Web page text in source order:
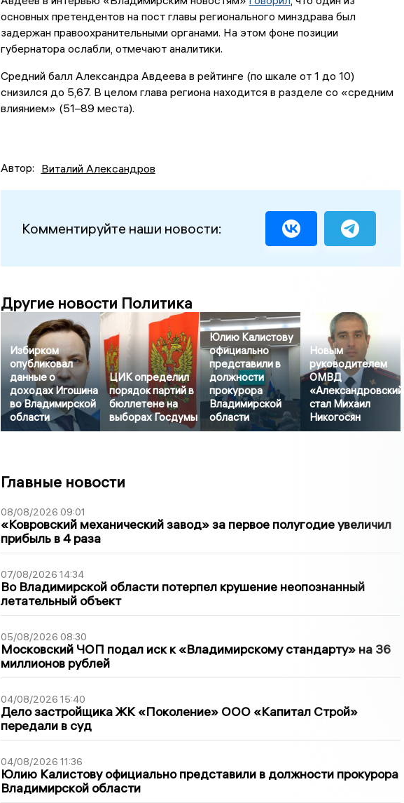
основных претендентов на пост главы регионального минздрава был
задержан правоохранительными органами. На этом фоне позиции
губернатора ослабли, отмечают аналитики.
Средний балл Александра Авдеева в рейтинге (по шкале от 1 до 10)
снизился до 5,67. В целом глава региона находится в разделе со «средним
влиянием» (51–89 места).
Автор: Виталий Александров
Комментируйте наши новости:
Другие новости Политика
Избирком
опубликовал
данные о
доходах Игошина
во Владимирской
области
ЦИК определил
порядок партий в
бюллетене на
выборах Госдумы
Юлию Калистову
официально
представили в
должности
прокурора
Владимирской
области
Новым
руководителем
ОМВД
«Александровский»
стал Михаил
Никогосян
Главные новости
08/08/2026 09:01
«Ковровский механический завод» за первое полугодие увеличил
прибыль в 4 раза
07/08/2026 14:34
Во Владимирской области потерпел крушение неопознанный
летательный объект
05/08/2026 08:30
Московский ЧОП подал иск к «Владимирскому стандарту» на 36
миллионов рублей
04/08/2026 15:40
Дело застройщика ЖК «Поколение» ООО «Капитал Строй»
передали в суд
04/08/2026 11:36
Юлию Калистову официально представили в должности прокурора
Владимирской области